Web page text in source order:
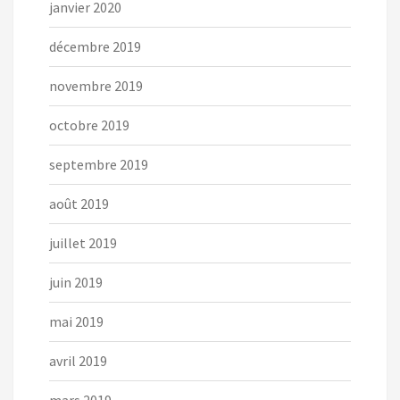
janvier 2020
décembre 2019
novembre 2019
octobre 2019
septembre 2019
août 2019
juillet 2019
juin 2019
mai 2019
avril 2019